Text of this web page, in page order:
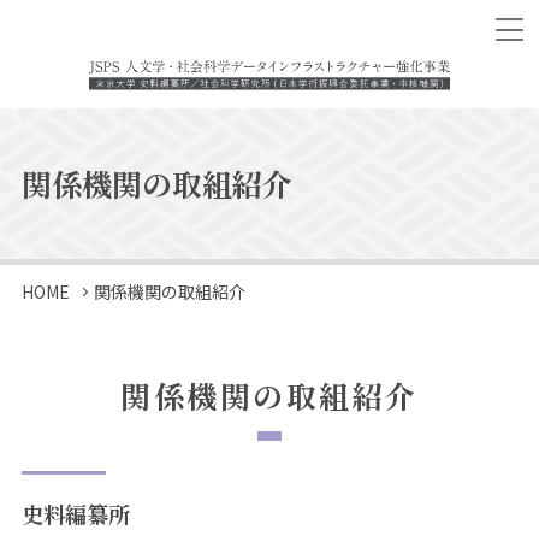
関係機関の取組紹介
HOME 関係機関の取組紹介
関係機関の取組紹介
史料編纂所